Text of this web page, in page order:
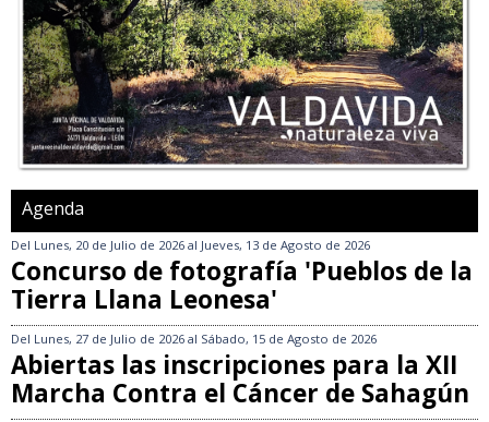
Agenda
Del Lunes, 20 de Julio de 2026 al Jueves, 13 de Agosto de 2026
Concurso de fotografía 'Pueblos de la
Tierra Llana Leonesa'
Del Lunes, 27 de Julio de 2026 al Sábado, 15 de Agosto de 2026
Abiertas las inscripciones para la XII
Marcha Contra el Cáncer de Sahagún